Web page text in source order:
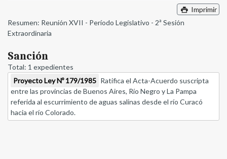
Imprimir
Resumen: Reunión XVII - Período Legislativo - 2ª Sesión
Extraordinaria
Sanción
Total: 1 expedientes
Proyecto Ley Nº 179/1985 Ratifica el Acta-Acuerdo suscripta
entre las provincias de Buenos Aires, Río Negro y La Pampa
referida al escurrimiento de aguas salinas desde el río Curacó
hacia el río Colorado.